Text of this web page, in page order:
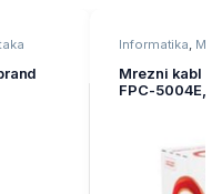
Informatika,
Mrezni kabl
FPC-5004E,